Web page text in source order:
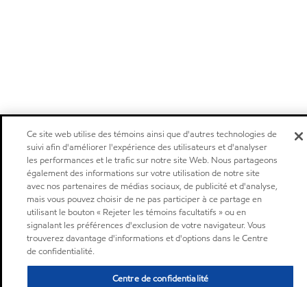
Ce site web utilise des témoins ainsi que d'autres technologies de
suivi afin d'améliorer l'expérience des utilisateurs et d'analyser
les performances et le trafic sur notre site Web. Nous partageons
également des informations sur votre utilisation de notre site
avec nos partenaires de médias sociaux, de publicité et d'analyse,
mais vous pouvez choisir de ne pas participer à ce partage en
utilisant le bouton « Rejeter les témoins facultatifs » ou en
signalant les préférences d'exclusion de votre navigateur. Vous
trouverez davantage d'informations et d'options dans le Centre
de confidentialité.
Centre de confidentialité